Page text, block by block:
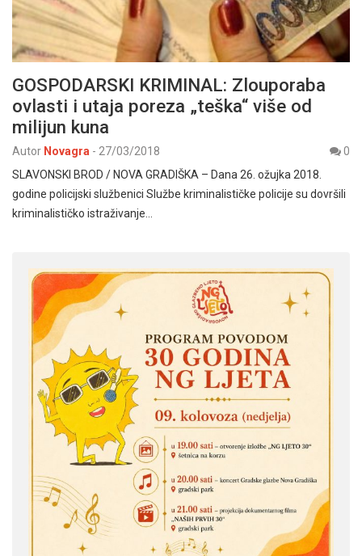
GOSPODARSKI KRIMINAL: Zlouporaba
ovlasti i utaja poreza „teška“ više od
milijun kuna
Autor Novagra - 27/03/2018
0
SLAVONSKI BROD / NOVA GRADIŠKA – Dana 26. ožujka 2018.
godine policijski službenici Službe kriminalističke policije su dovršili
kriminalističko istraživanje…